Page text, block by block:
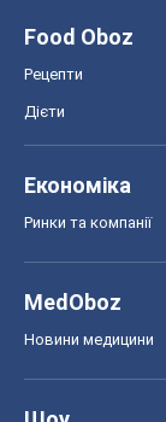
Food Oboz
Рецепти
Дієти
Економіка
Ринки та компанії
MedOboz
Новини медицини